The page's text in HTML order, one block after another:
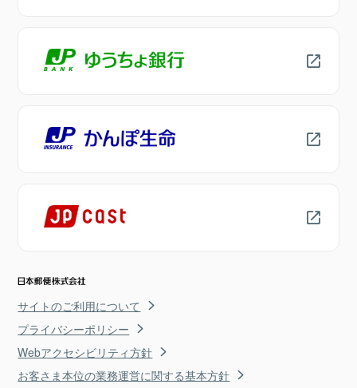
サイトのご利用について
プライバシーポリシー
Webアクセシビリティ方針
お客さま本位の業務運営に関する基本方針